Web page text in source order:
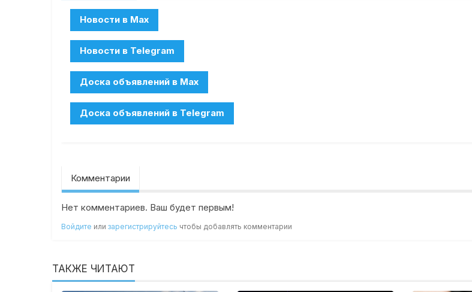
Комментарии
Нет комментариев. Ваш будет первым!
Войдите илизарегистрируйтесь чтобы добавлять комментарии
ТАКЖЕ ЧИТАЮТ